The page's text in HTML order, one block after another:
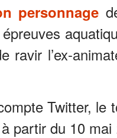
personnage
ravir l’ex-
Twitter, le
partir du 10